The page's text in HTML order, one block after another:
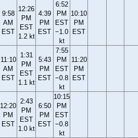
9:58
AM
EST
12:26
PM
EST
1.2 kt
4:39
PM
EST
6:52
PM
EST
−1.0
kt
10:10
PM
EST
11:10
AM
EST
1:31
PM
EST
1.1 kt
5:43
PM
EST
7:55
PM
EST
−0.8
kt
11:20
PM
EST
12:20
PM
EST
2:43
PM
EST
1.0 kt
6:50
PM
EST
10:15
PM
EST
−0.8
kt